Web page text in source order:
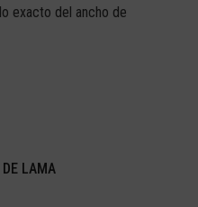
exacto del ancho de
LAMA